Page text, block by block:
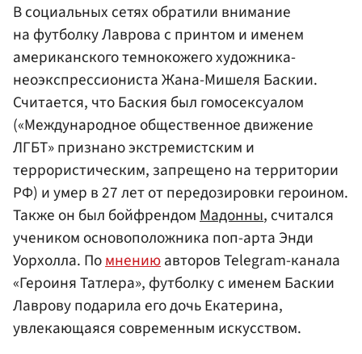
В социальных сетях обратили внимание
на футболку Лаврова с принтом и именем
американского темнокожего художника-
неоэкспрессиониста Жана-Мишеля Баскии.
Считается, что Баския был гомосексуалом
(«Международное общественное движение
ЛГБТ» признано экстремистским и
террористическим, запрещено на территории
РФ) и умер в 27 лет от передозировки героином.
Также он был бойфрендомМадонны, считался
учеником основоположника поп-арта Энди
Уорхолла. Помнениюавторов Telegram-канала
«Героиня Татлера», футболку с именем Баскии
Лаврову подарила его дочь Екатерина,
увлекающаяся современным искусством.